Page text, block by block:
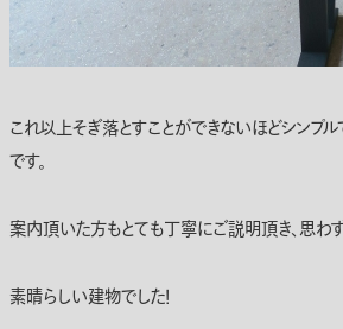
これ以上そぎ落とすことができないほどシンプ
です。
案内頂いた方もとても丁寧にご説明頂き、思わ
素晴らしい建物でした！